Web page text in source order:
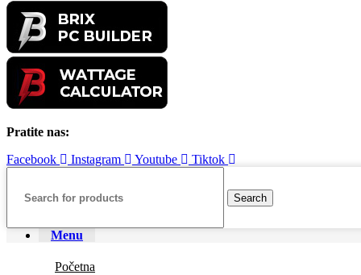
Pratite nas:
Facebook
Instagram Youtube Tiktok
Search
Menu
Početna